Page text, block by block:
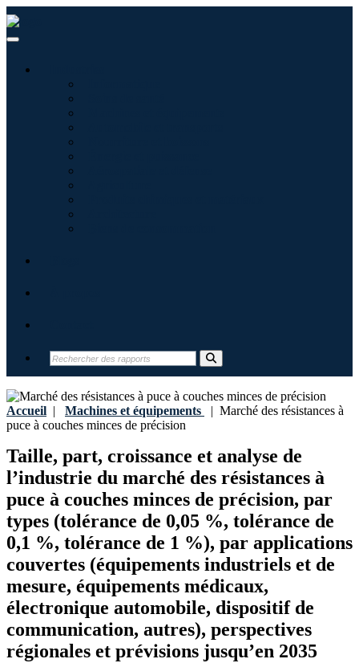
Accueil | Machines et équipements | Marché des résistances à
puce à couches minces de précision
Taille, part, croissance et analyse de
l’industrie du marché des résistances à
puce à couches minces de précision, par
types (tolérance de 0,05 %, tolérance de
0,1 %, tolérance de 1 %), par applications
couvertes (équipements industriels et de
mesure, équipements médicaux,
électronique automobile, dispositif de
communication, autres), perspectives
régionales et prévisions jusqu’en 2035